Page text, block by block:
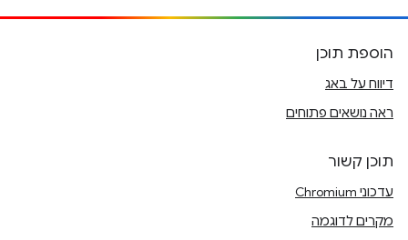
הוספת תוכן
דיווח על באג
ראה נושאים פתוחים
תוכן קשור
עדכוני Chromium
מקרים לדוגמה